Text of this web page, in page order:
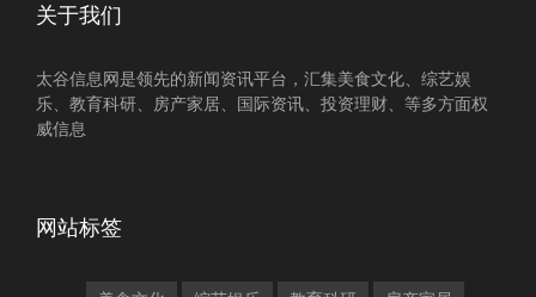
关于我们
太谷信息网是领先的新闻资讯平台，汇集美食文化、综艺娱
乐、教育科研、房产家居、国际资讯、投资理财、等多方面权
威信息
网站标签